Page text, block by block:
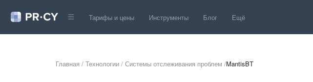
Тарифы и цены Инструменты Блог Ещё
Главная / Технологии / Системы отслеживания проблем /MantisBT